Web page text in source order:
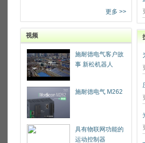
更多 >>
视频
施耐德电气客户故
事 新松机器人
施耐德电气 M262
具有物联网功能的
运动控制器